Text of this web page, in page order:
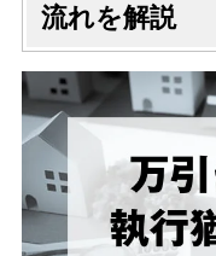
ホームに戻る
刑事事件 でお困り
刑事事件の無
流れを解説